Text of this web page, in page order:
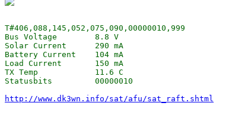
T#406,088,145,052,075,090,00000010,999
Bus Voltage        8.8 V
Solar Current      290 mA
Battery Current    104 mA
Load Current       150 mA
TX Temp            11.6 C
http://www.dk3wn.info/sat/afu/sat_raft.shtml